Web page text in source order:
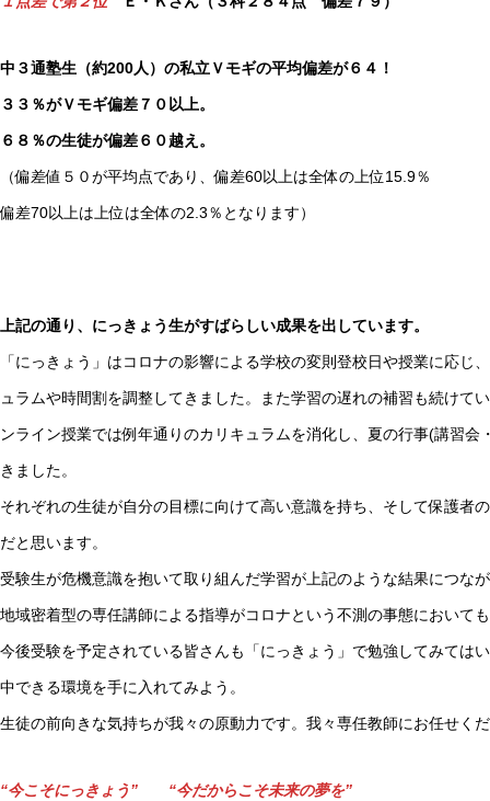
中３通塾生（約200人）の私立Ｖモギの平均偏差が６４！
３３％がＶモギ偏差７０以上。
６８％の生徒が偏差６０越え。
（偏差値５０が平均点であり、偏差60以上は全体の上位15.9％
偏差70以上は上位は全体の2.3％となります）
上記の通り、にっきょう生がすばらしい成果を出しています。
「にっきょう」はコロナの影響による学校の変則登校日や授業に応じ
ュラムや時間割を調整してきました。また学習の遅れの補習も続けて
ンライン授業では例年通りのカリキュラムを消化し、夏の行事(講習
きました。
それぞれの生徒が自分の目標に向けて高い意識を持ち、そして保護者
だと思います。
受験生が危機意識を抱いて取り組んだ学習が上記のような結果につな
地域密着型の専任講師による指導がコロナという不測の事態において
今後受験を予定されている皆さんも「にっきょう」で勉強してみては
中できる環境を手に入れてみよう。
生徒の前向きな気持ちが我々の原動力です。我々専任教師にお任せく
“今こそにっきょう” “今だからこそ未来の夢を”